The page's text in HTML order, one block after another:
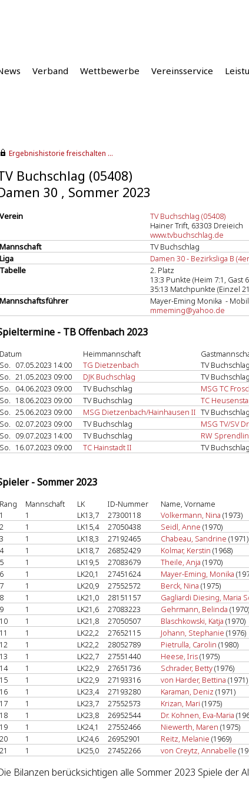
Verband Wettbewerbe Vereinsservice
Ergebnishistorie freischalten ...
Buchschlag (05408)
30 , Sommer 2023
Verein
TV Buchschlag (05408)
Hainer Trift, 63303 Dreieich
www.tvbuchschlag.de
Mannschaft
TV Buchschlag
Liga
Damen 30 - Bezirksliga B
Tabelle
2. Platz
13:3 Punkte (Heim 7:1, Gast
35:13 Matchpunkte (Einzel
Mannschaftsführer
Mayer-Eming Monika -
mmeming@yahoo.de
- TB Offenbach 2023
Datum Heimmannschaft
So. 07.05.2023 14:00 TG Dietzenbach TV Buchschlag
So. 21.05.2023 09:00 DJK Buchschlag TV Buchschlag
So. 04.06.2023 09:00 TV Buchschlag MSG TC
So. 18.06.2023 09:00 TV Buchschlag TC
So. 25.06.2023 09:00 MSG Dietzenbach/Hainhausen II TV Buchschlag
So. 02.07.2023 09:00 TV Buchschlag MSG TV/SV
So. 09.07.2023 14:00 TV Buchschlag RW
So. 16.07.2023 09:00 TC Hainstadt II TV Buchschlag
- Sommer 2023
Rang Mannschaft LK ID-Nummer Name, Vorname
1
1 LK13,7 27300118 Volkermann, Nina (1973)
2
1 LK15,4 27050438 Seidl, Anne (1970)
3
1 LK18,3 27192465 Chabeau, Sandrine (1971)
4
1 LK18,7 26852429 Kolmar, Kerstin (1968)
5
1 LK19,5 27083679 Theile, Anja (1970)
6
1 LK20,1 27451624 Mayer-Eming, Monika
7
1 LK20,9 27552572 Berck, Nina (1975)
8
1 LK21,0 28151157 Gagliardi Diesing, Maria
9
1 LK21,6 27083223 Gehrmann, Belinda (1970)
10
1 LK21,8 27050507 Blaschkowski, Katja (1970)
11
1 LK22,2 27652115 Johann, Stephanie (1976)
12
1 LK22,2 28052789 Pietrulla, Carolin (1980)
13
1 LK22,7 27551440 Heese, Iris(1975)
14
1 LK22,9 27651736 Schrader, Betty(1976)
15
1 LK22,9 27193316 von Harder, Bettina (1971)
16
1 LK23,4 27193280 Karaman, Deniz (1971)
17
1 LK23,7 27552573 Krizan, Mari (1975)
18
1 LK23,8 26952544 Dr. Kohnen, Eva-Maria
19
1 LK24,1 27552466 Niewerth, Maren (1975)
20
1 LK24,6 26952901 Reitz, Melanie (1969)
21
1 LK25,0 27452266 von Creytz, Annabelle
Bilanzen berücksichtigen alle Sommer 2023 Spiele der